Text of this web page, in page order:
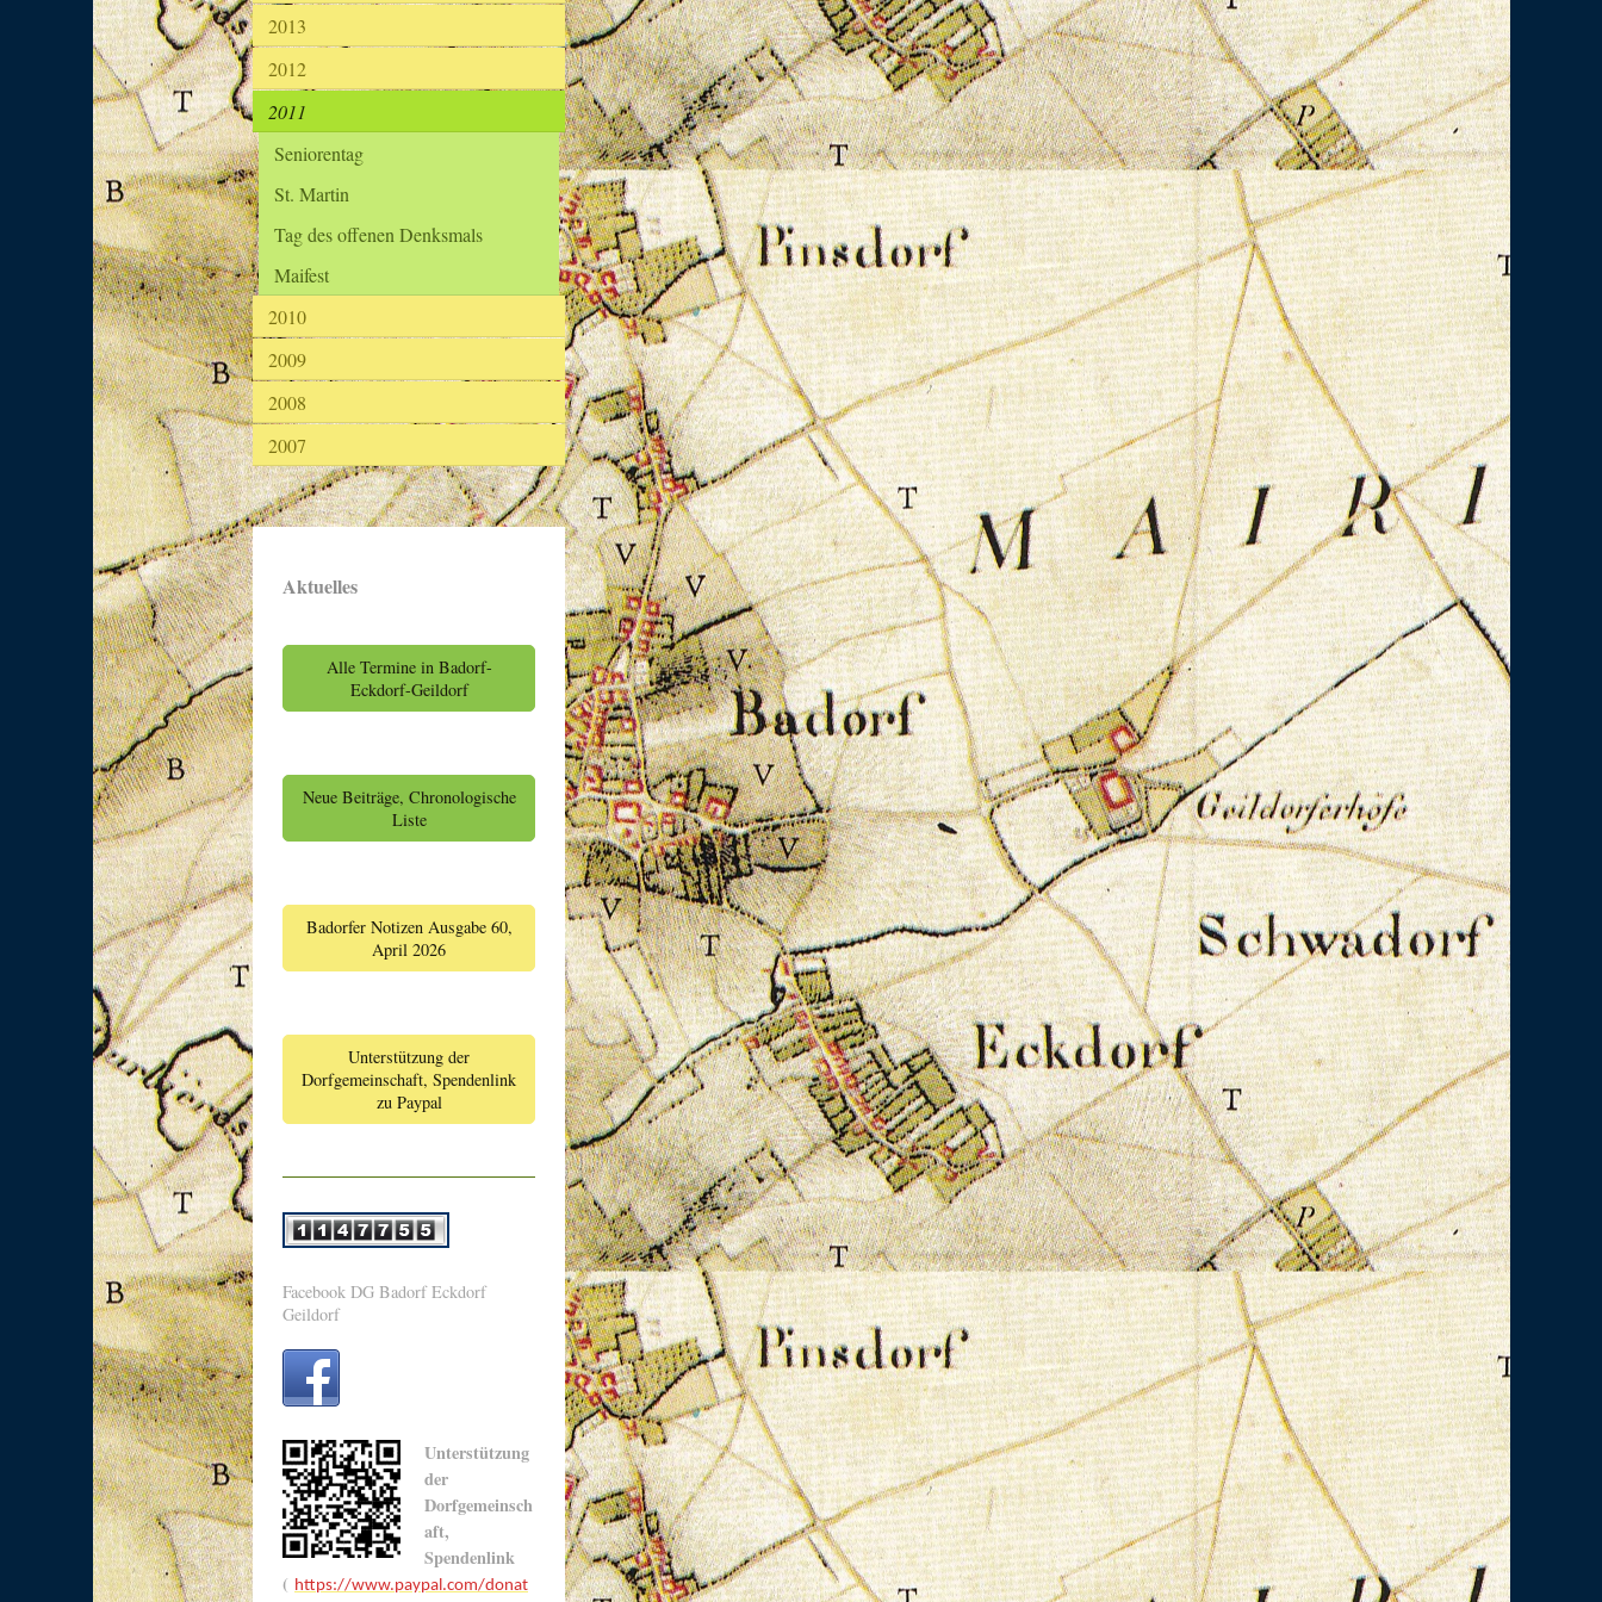
2013
2012
2011
Seniorentag
St. Martin
Tag des offenen Denksmals
Maifest
2010
2009
2008
2007
Aktuelles
Alle Termine in Badorf-
Eckdorf-Geildorf
Neue Beiträge, Chronologische
Liste
Badorfer Notizen Ausgabe 60,
April 2026
Unterstützung der
Dorfgemeinschaft, Spendenlink
zu Paypal
Facebook DG Badorf Eckdorf
Geildorf
Unterstützung
der
Dorfgemeinsch
aft,
Spendenlink
( https://www.paypal.com/donat